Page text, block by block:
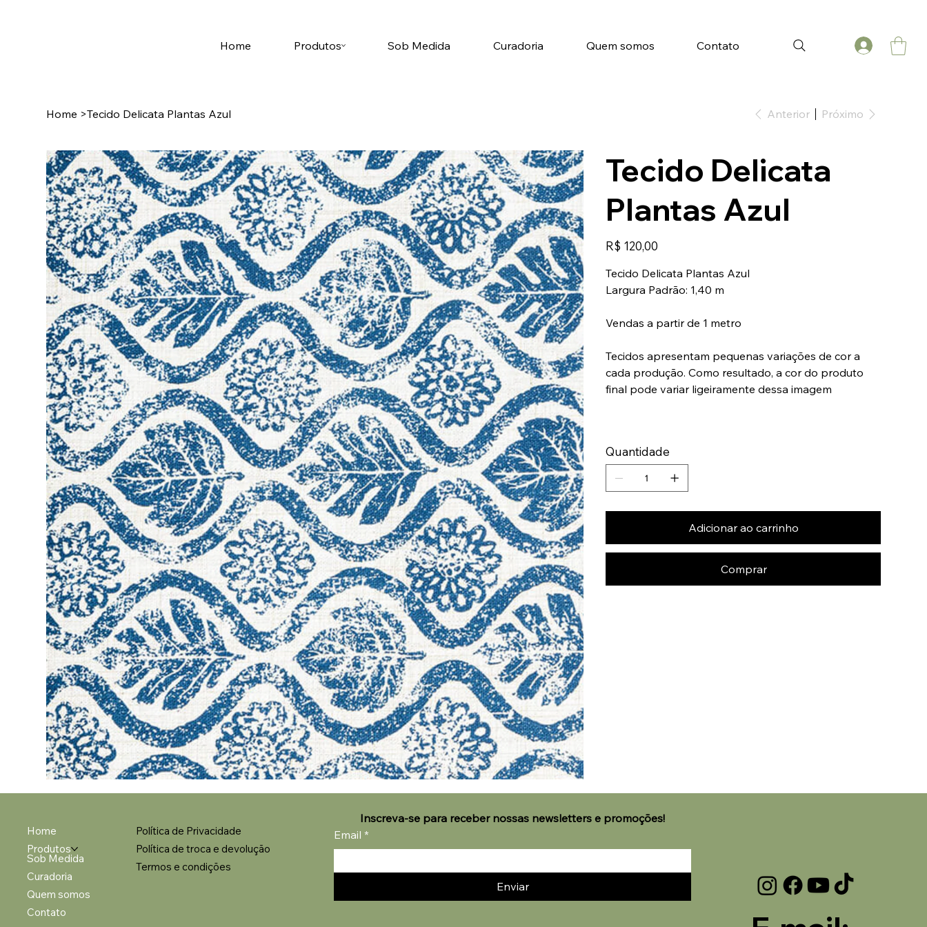
Home Produtos Sob Medida Curadoria Quem somos Contato
Home >Tecido Delicata Plantas Azul Anterior Próximo
Tecido Delicata
Plantas Azul
Preço
R$ 120,00
Tecido Delicata Plantas Azul
Largura Padrão: 1,40 m
Vendas a partir de 1 metro
Tecidos apresentam pequenas variações de cor a
cada produção. Como resultado, a cor do produto
final pode variar ligeiramente dessa imagem
Quantidade
Adicionar ao carrinho
Comprar
Home
Produtos
Sob Medida
Curadoria
Quem somos
Contato
Política de Privacidade
Política de troca e devolução
Termos e condições
Inscreva-se para receber nossas newsletters e promoções!
Email *
Enviar
Tell us, how can we solve your issue?
Tap to chat